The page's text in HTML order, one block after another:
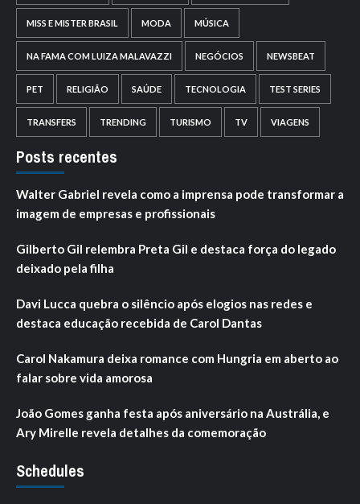
MISS E MISTER BRASIL MODA MÚSICA
NA FAMA COM LUIZA MALAVAZZI NEGÓCIOS NEWSBEAT
PET RELIGIÃO SAÚDE TECNOLOGIA TEST SERIES
TRANSFERS TRENDING TURISMO TV VIAGENS
Posts recentes
Walter Gabriel revela como a imprensa pode transformar a
imagem de empresas e profissionais
Gilberto Gil relembra Preta Gil e destaca força do legado
deixado pela filha
Davi Lucca quebra o silêncio após elogios nas redes e
destaca educação recebida de Carol Dantas
Carol Nakamura deixa romance com Hungria em aberto ao
falar sobre vida amorosa
João Gomes ganha festa após aniversário na Austrália, e
Ary Mirelle revela detalhes da comemoração
Schedules